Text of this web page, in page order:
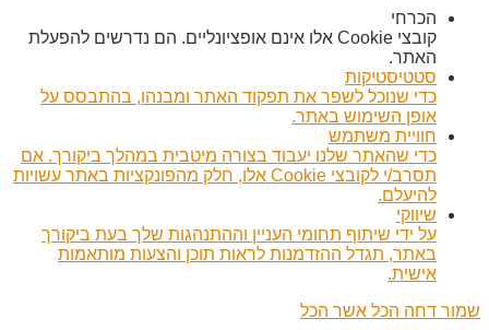
הכרחי
קובצי Cookie אלו אינם אופציונליים. הם נדרשים להפעלת
האתר.
סטטיסטיקות
כדי שנוכל לשפר את תפקוד האתר ומבנהו, בהתבסס על
אופן השימוש באתר.
חוויית משתמש
כדי שהאתר שלנו יעבוד בצורה מיטבית במהלך ביקורך. אם
תסרב/י לקובצי Cookie אלו, חלק מהפונקציות באתר עשויות
להיעלם.
שיווקי
על ידי שיתוף תחומי העניין וההתנהגות שלך בעת ביקורך
באתר, תגדל ההזדמנות לראות תוכן והצעות מותאמות
אישית.
שמור דחה הכל אשר הכל